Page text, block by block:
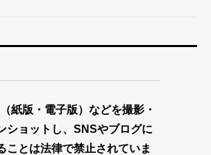
紙版・電子版）などを撮影・
ショットし、SNSやブログに
ことは法律で禁止されていま